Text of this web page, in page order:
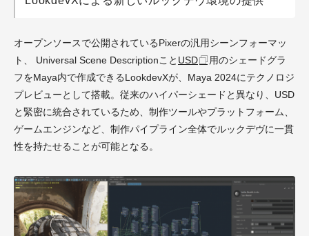
オープンソースで公開されているPixerの汎用シーンフォーマッ
ト、
Universal Scene Descriptionこと USD
用のシェードグラ
フをMaya内で作成できるLookdevXが、Maya 2024にテクノロジ
プレビューとして搭載。従来のハイパーシェードと異なり、USD
と緊密に統合されているため、制作ツールやプラットフォーム、
ゲームエンジンなど、制作パイプライン全体でルックデヴに一貫
性を持たせることが可能となる。